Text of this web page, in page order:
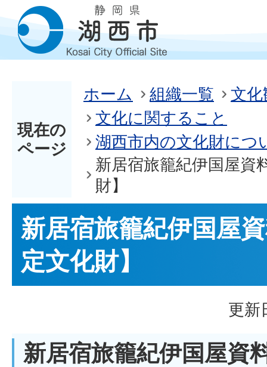
現在の
ページ
ホーム 組織一覧
文化
文化に関すること
湖西市内の文化財につ
新居宿旅籠紀伊国屋資
財】
新居宿旅籠紀伊国屋
定文化財】
更新
新居宿旅籠紀伊国屋資